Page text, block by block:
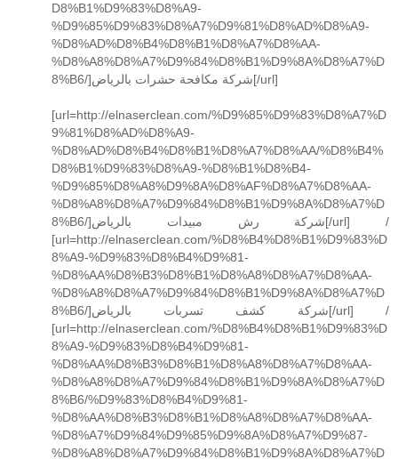
D8%B1%D9%83%D8%A9-
%D9%85%D9%83%D8%A7%D9%81%D8%AD%D8%A9-
%D8%AD%D8%B4%D8%B1%D8%A7%D8%AA-
%D8%A8%D8%A7%D9%84%D8%B1%D9%8A%D8%A7%D
8%B6/]شركة مكافحة حشرات بالرياض[/url]
[url=http://elnaserclean.com/%D9%85%D9%83%D8%A7%D
9%81%D8%AD%D8%A9-
%D8%AD%D8%B4%D8%B1%D8%A7%D8%AA/%D8%B4%
D8%B1%D9%83%D8%A9-%D8%B1%D8%B4-
%D9%85%D8%A8%D9%8A%D8%AF%D8%A7%D8%AA-
%D8%A8%D8%A7%D9%84%D8%B1%D9%8A%D8%A7%D
8%B6/]شركة رش مبيدات بالرياض[/url] /
[url=http://elnaserclean.com/%D8%B4%D8%B1%D9%83%D
8%A9-%D9%83%D8%B4%D9%81-
%D8%AA%D8%B3%D8%B1%D8%A8%D8%A7%D8%AA-
%D8%A8%D8%A7%D9%84%D8%B1%D9%8A%D8%A7%D
8%B6/]شركة كشف تسربات بالرياض[/url] /
[url=http://elnaserclean.com/%D8%B4%D8%B1%D9%83%D
8%A9-%D9%83%D8%B4%D9%81-
%D8%AA%D8%B3%D8%B1%D8%A8%D8%A7%D8%AA-
%D8%A8%D8%A7%D9%84%D8%B1%D9%8A%D8%A7%D
8%B6/%D9%83%D8%B4%D9%81-
%D8%AA%D8%B3%D8%B1%D8%A8%D8%A7%D8%AA-
%D8%A7%D9%84%D9%85%D9%8A%D8%A7%D9%87-
%D8%A8%D8%A7%D9%84%D8%B1%D9%8A%D8%A7%D